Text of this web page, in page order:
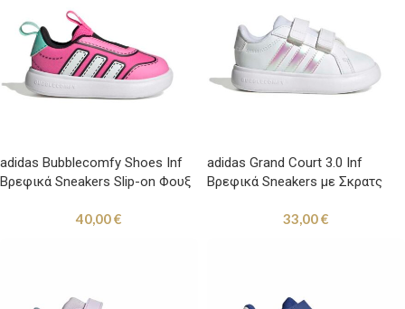
adidas Bubblecomfy Shoes Inf
Βρεφικά Sneakers Slip-on Φουξ
40,00€
adidas Grand Court 3.0 Inf
Βρεφικά Sneakers με Σκρατς
33,00€